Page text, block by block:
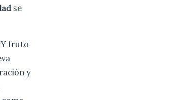
se
Y fruto
y